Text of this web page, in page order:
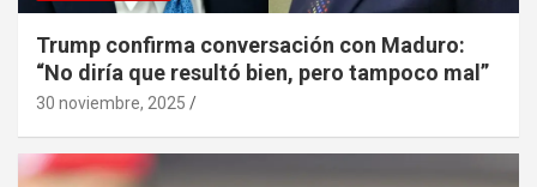
Trump confirma conversación con Maduro:
“No diría que resultó bien, pero tampoco mal”
30 noviembre, 2025